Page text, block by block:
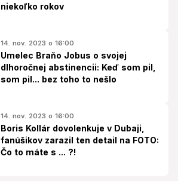
niekoľko rokov
14. nov. 2023 o 16:00
Umelec Braňo Jobus o svojej
dlhoročnej abstinencii: Keď som pil,
som pil... bez toho to nešlo
14. nov. 2023 o 16:00
Boris Kollár dovolenkuje v Dubaji,
fanúšikov zarazil ten detail na FOTO:
Čo to máte s ... ?!